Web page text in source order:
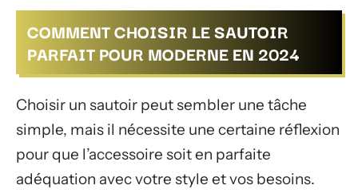
COMMENT CHOISIR LE SAUTOIR
PARFAIT POUR MODERNE EN 2024
Choisir un sautoir peut sembler une tâche
simple, mais il nécessite une certaine réflexion
pour que l’accessoire soit en parfaite
adéquation avec votre style et vos besoins.